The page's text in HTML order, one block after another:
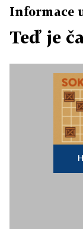
Informace
Teď je